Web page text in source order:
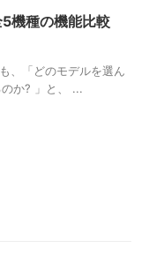
機種の機能比較
、「どのモデルを選ん
か? 」と、 ...